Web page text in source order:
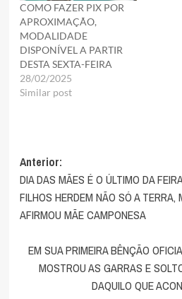
COMO FAZER PIX POR
APROXIMAÇÃO,
MODALIDADE
DISPONÍVEL A PARTIR
DESTA SEXTA-FEIRA
28/02/2025
Similar post
Navegação
de
artigos
Anterior:
DIA DAS MÃES É O ÚLTIMO DA
FILHOS HERDEM NÃO SÓ A TERRA,
AFIRMOU MÃE CAMPONESA
EM SUA PRIMEIRA BÊNÇÃO
MOSTROU AS GARRAS E
DAQUILO QUE